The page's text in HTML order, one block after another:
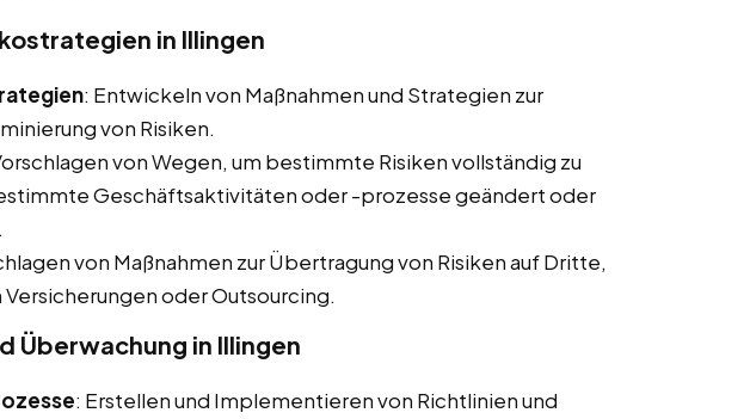
in Illingen
: Entwickeln von Maßnahmen und Strategien zur
von Risiken.
von Wegen, um bestimmte Risiken vollständig zu
Geschäftsaktivitäten oder -prozesse geändert oder
von Maßnahmen zur Übertragung von Risiken auf Dritte,
oder Outsourcing.
Überwachung in Illingen
: Erstellen und Implementieren von Richtlinien und